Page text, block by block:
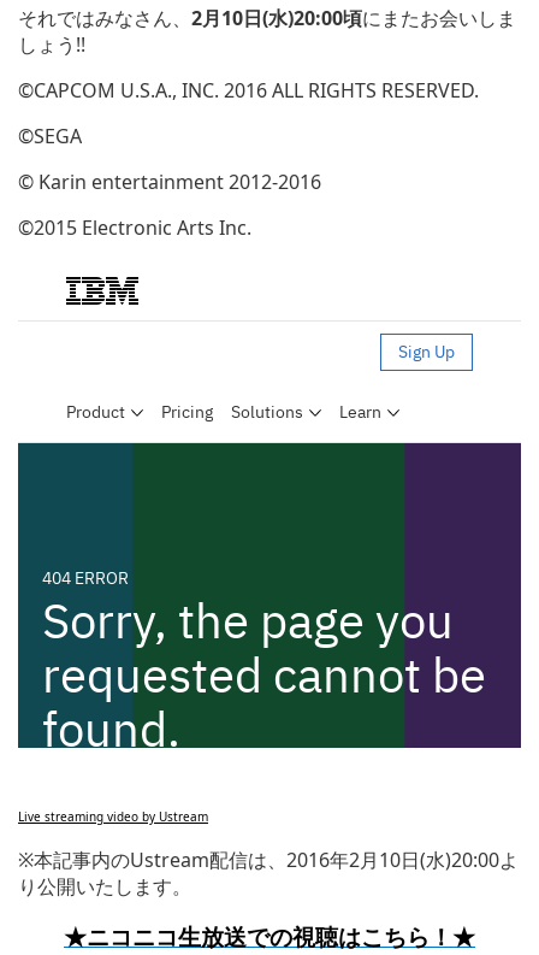
それではみなさん、 2月10日(水)20:00頃にまたお会いしま
しょう!!
©CAPCOM U.S.A., INC. 2016 ALL RIGHTS RESERVED.
©SEGA
© Karin entertainment 2012-2016
©2015 Electronic Arts Inc.
Live streaming video by Ustream
※本記事内のUstream配信は、2016年2月10日(水)20:00よ
り公開いたします。
★ニコニコ生放送での視聴はこちら！★